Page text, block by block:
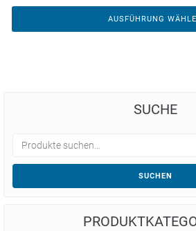
AUSFÜHRUNG
SUCHE
SUCHEN